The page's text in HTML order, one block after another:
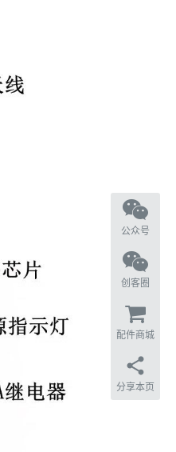
公众号
创客圈
配件商城
分享本页